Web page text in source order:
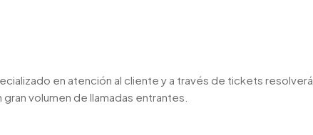
en atención al cliente y a través de tickets resolverá
volumen de llamadas entrantes.